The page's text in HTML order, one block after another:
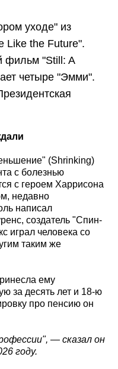
уходе" из
Like the Future".
фильм "Still: A
четыре "Эмми".
(Shrinking)
с болезнью
с героем Харрисона
недавно
написал
создатель "Спин-
играл человека со
таким же
ему
за десять лет и 18-ю
про пенсию он
— сказал он
году.